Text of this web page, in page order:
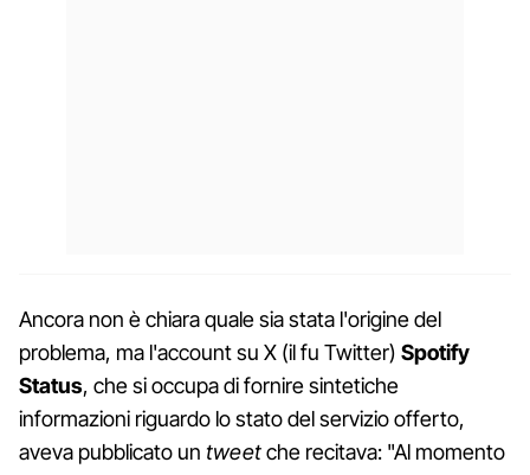
Ancora non è chiara quale sia stata l'origine del
problema, ma l'account su X (il fu Twitter) Spotify
Status, che si occupa di fornire sintetiche
informazioni riguardo lo stato del servizio offerto,
aveva pubblicato un tweetche recitava: "Al momento